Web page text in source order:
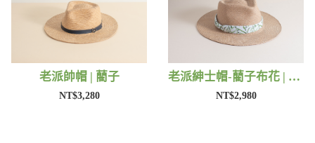
老派帥帽 | 藺子
NT$3,280
老派紳士帽-藺子布花 | 藺子
NT$2,980